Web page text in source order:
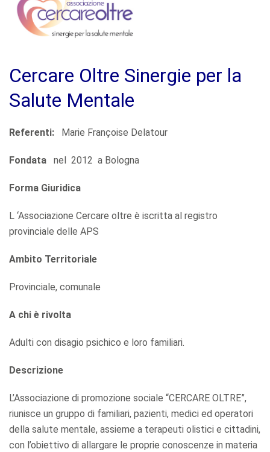
Cercare Oltre Sinergie per la
Salute Mentale
Referenti: Marie Françoise Delatour
Fondata nel 2012 a Bologna
Forma Giuridica
L ‘Associazione Cercare oltre è iscritta al registro
provinciale delle APS
Ambito Territoriale
Provinciale, comunale
A chi è rivolta
Adulti con disagio psichico e loro familiari.
Descrizione
L’Associazione di promozione sociale “CERCARE OLTRE”,
riunisce un gruppo di familiari, pazienti, medici ed operatori
della salute mentale, assieme a terapeuti olistici e cittadini,
con l’obiettivo di allargare le proprie conoscenze in materia